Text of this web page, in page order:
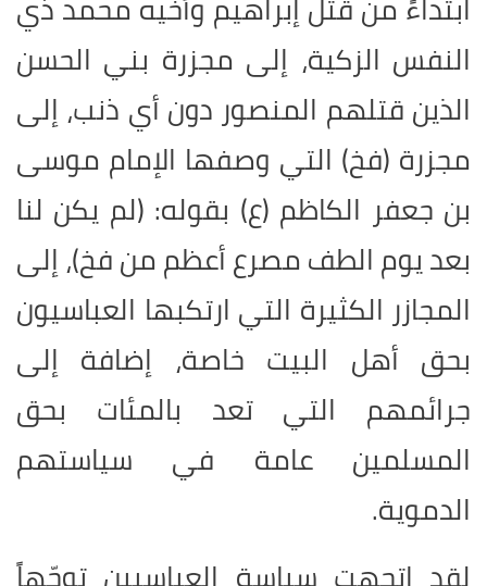
النفس الزكية، إلى مجزرة بني الحسن
الذين قتلهم المنصور دون أي ذنب، إلى
مجزرة (فخ) التي وصفها الإمام موسى
بن جعفر الكاظم (ع) بقوله: (لم يكن لنا
بعد يوم الطف مصرع أعظم من فخ)، إلى
المجازر الكثيرة التي ارتكبها العباسيون
بحق أهل البيت خاصة، إضافة إلى
جرائمهم التي تعد بالمئات بحق
المسلمين عامة في سياستهم
الدموية.